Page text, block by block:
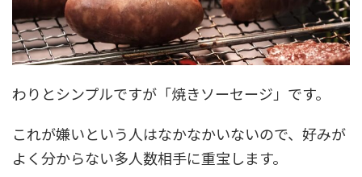
わりとシンプルですが「焼きソーセージ」です。
これが嫌いという人はなかなかいないので、好みが
よく分からない多人数相手に重宝します。